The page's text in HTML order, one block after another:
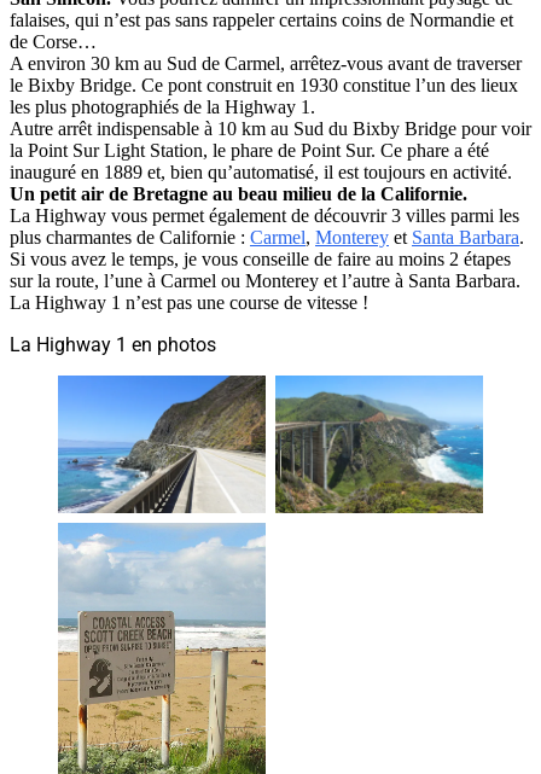
falaises, qui n’est pas sans rappeler certains coins de Normandie et
de Corse…
A environ 30 km au Sud de Carmel, arrêtez-vous avant de traverser
le Bixby Bridge. Ce pont construit en 1930 constitue l’un des lieux
les plus photographiés de la Highway 1.
Autre arrêt indispensable à 10 km au Sud du Bixby Bridge pour voir
la Point Sur Light Station, le phare de Point Sur. Ce phare a été
inauguré en 1889 et, bien qu’automatisé, il est toujours en activité.
Un petit air de Bretagne au beau milieu de la Californie.
La Highway vous permet également de découvrir 3 villes parmi les
plus charmantes de Californie : Carmel, Monterey et Santa Barbara.
Si vous avez le temps, je vous conseille de faire au moins 2 étapes
sur la route, l’une à Carmel ou Monterey et l’autre à Santa Barbara.
La Highway 1 n’est pas une course de vitesse !
La Highway 1 en photos